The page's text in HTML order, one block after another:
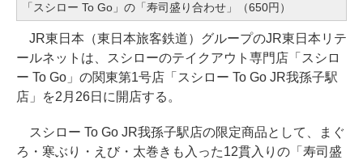
「スシロー To Go」の「寿司盛り合わせ」（650円）
JR東日本（東日本旅客鉄道）グループのJR東日本リテ
ールネットは、スシローのテイクアウト専門店「スシロ
ー To Go」の関東第1号店「スシロー To Go JR我孫子駅
店」を2月26日に開店する。
スシロー To Go JR我孫子駅店の限定商品として、まぐ
ろ・寒ぶり・えび・太巻きも入った12貫入りの「寿司盛